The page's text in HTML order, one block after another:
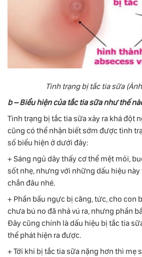
Tình trạng bị tắc tia sữa
b – Biểu hiện của tắc tia sữa như thế
Tình trạng bị tắc tia sữa xảy ra khá đột
cũng có thể nhận biết sớm được tình
số biểu hiện ở dưới đây:
+ Sáng ngủ dây thấy cơ thể mệt mỏi,
sốt nhẹ, nhưng với những dấu hiệu
chắn đâu nhé.
+ Phần bầu ngực bị căng, tức, cho con
chưa bú no đã nhả vú ra, nhưng phần
Đây cũng chính là dấu hiệu bị tắc tia
thể phát hiện ra được.
+ Tới khi bị tắc tia sữa nặng hơn thì mẹ